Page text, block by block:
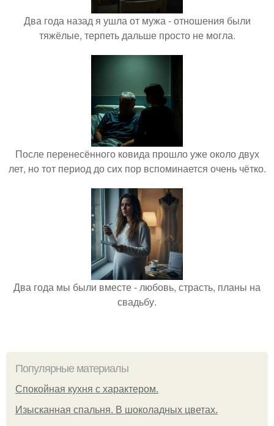
Два года назад я ушла от мужа - отношения были
тяжёлые, терпеть дальше просто не могла.
После перенесённого ковида прошло уже около двух
лет, но тот период до сих пор вспоминается очень чётко.
Два года мы были вместе - любовь, страсть, планы на
свадьбу.
Популярные материалы
Спокойная кухня с характером.
Изысканная спальня. В шоколадных цветах.